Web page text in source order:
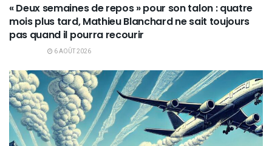
« Deux semaines de repos » pour son talon : quatre
mois plus tard, Mathieu Blanchard ne sait toujours
pas quand il pourra recourir
6 AOÛT 2026